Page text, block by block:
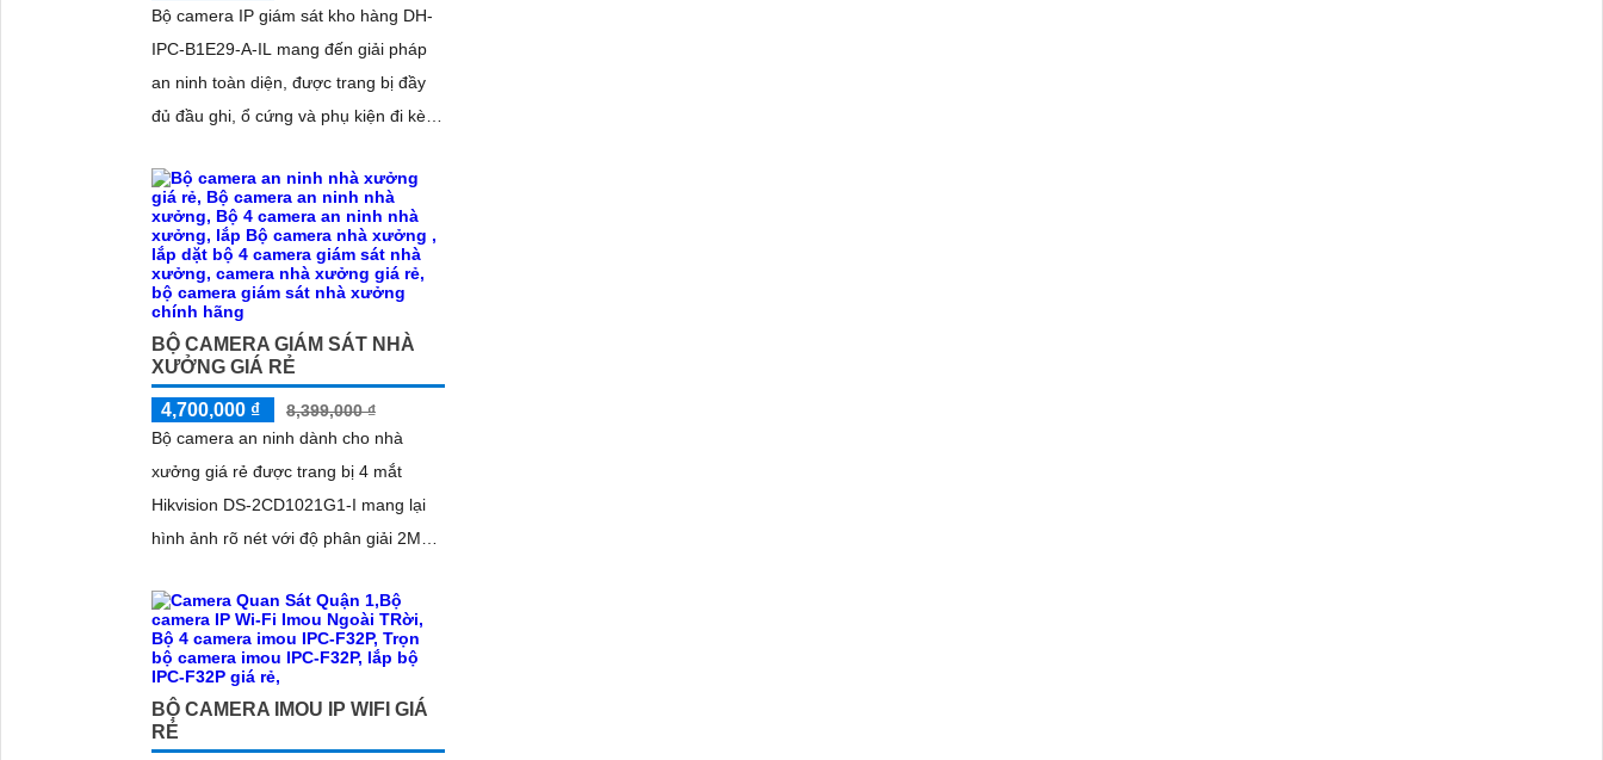
Bộ camera IP giám sát kho hàng DH-
IPC-B1E29-A-IL mang đến giải pháp
an ninh toàn diện, được trang bị đầy
đủ đầu ghi, ổ cứng và phụ kiện đi kèm,
sử dụng. Hệ thống hỗ trợ quan sát
ban đêm rõ nét nhờ công nghệ hồng
ngoại kết hợp đèn LED ánh sáng
trắng, cùng khả năng phát hiện
chuyển động thông minh, giúp đảm
bảo an toàn tuyệt đối cho khu vực kho
hàng
BỘ CAMERA GIÁM SÁT NHÀ
XƯỞNG GIÁ RẺ
4,700,000 ₫
8,399,000 ₫
Bộ camera an ninh dành cho nhà
xưởng giá rẻ được trang bị 4 mắt
Hikvision DS-2CD1021G1-I mang lại
hình ảnh rõ nét với độ phân giải 2MP.
H.265+/H.265/H.264+/H
BỘ CAMERA IMOU IP WIFI GIÁ
RẺ